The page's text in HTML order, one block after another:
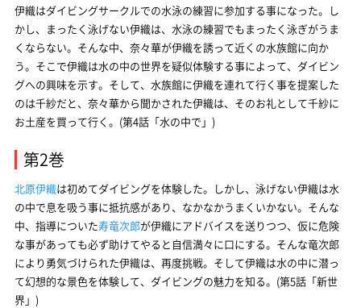
伊織はダイビングサークルでの水泳の練習に参加する事になった。し
かし、まったく泳げない伊織は、水泳の練習でもまったく泳ぎがうま
くならない。そんな中、奈々華が伊織を誘って近くの水族館に向か
う。そこで伊織は水の中の世界を疑似体験する事によって、ダイビン
グへの興味を示す。そして、水族館に伊織を連れて行く事を提案した
のは千紗だと、奈々華から聞かされた伊織は、そのお礼として千紗に
お土産を買って行く。(第4話「水の中で」)
第2巻
北原伊織は初めてダイビングを体験した。しかし、泳げない伊織は水
の中で息を吸う事に抵抗感があり、なかなかうまくいかない。そんな
中、指導についた寿竜次郎が伊織にアドバイスを送りつつ、仮に危険
な事があっても必ず助けてやると自信満々に口にする。そんな竜次郎
により勇気づけられた伊織は、再度挑戦。そして伊織は水の中に潜っ
て幻想的な景色を体験して、ダイビングの魅力を知る。(第5話「新世
界」)